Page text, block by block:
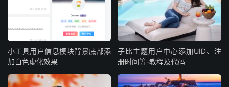
小工具用户信息模块背景底部添
加白色虚化效果
子比主题用户中心添加UID、注
册时间等-教程及代码